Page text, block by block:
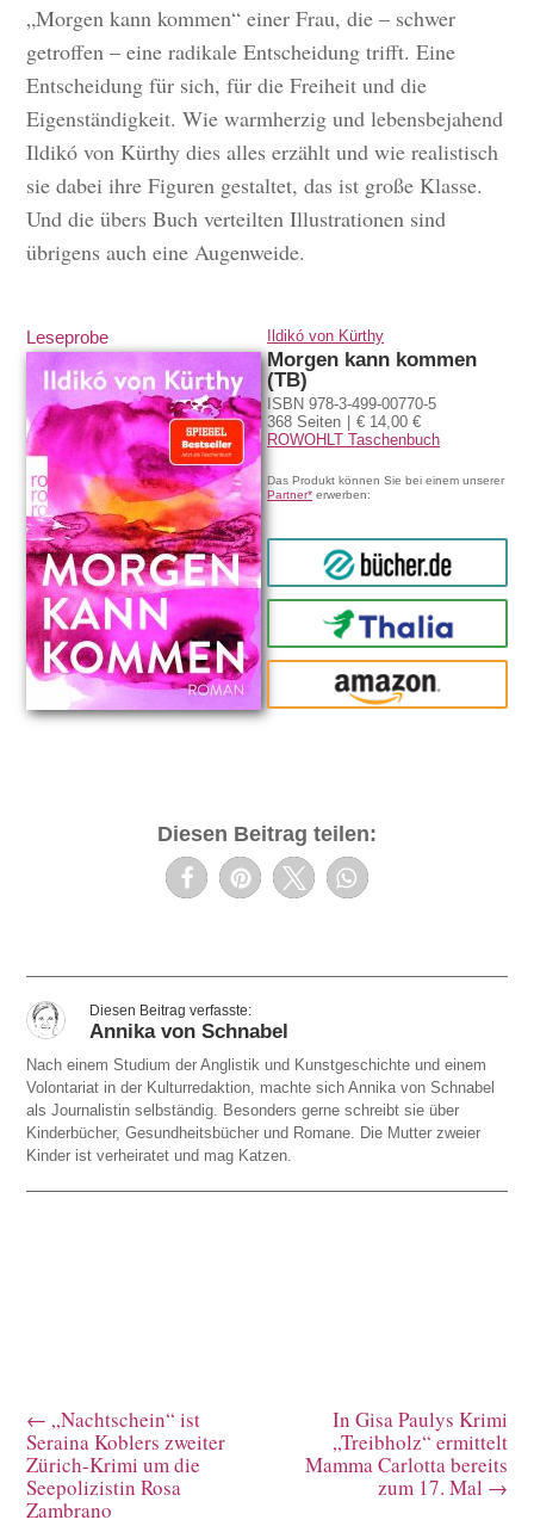
„Morgen kann kommen“ einer Frau, die – schwer
getroffen – eine radikale Entscheidung trifft. Eine
Entscheidung für sich, für die Freiheit und die
Eigenständigkeit. Wie warmherzig und lebensbejahend
Ildikó von Kürthy dies alles erzählt und wie realistisch
sie dabei ihre Figuren gestaltet, das ist große Klasse.
Und die übers Buch verteilten Illustrationen sind
übrigens auch eine Augenweide.
Leseprobe Ildikó von Kürthy
Morgen kann kommen
(TB)
ISBN 978-3-499-00770-5
368 Seiten
€ 14,00 €
ROWOHLT Taschenbuch
Das Produkt können Sie bei einem unserer
Partner* erwerben:
bücher.de
Thalia
amazon
Diesen Beitrag teilen:
Annika von Schnabel
Nach einem Studium der Anglistik und Kunstgeschichte und einem
Volontariat in der Kulturredaktion, machte sich Annika von Schnabel
als Journalistin selbständig. Besonders gerne schreibt sie über
Kinderbücher, Gesundheitsbücher und Romane. Die Mutter zweier
Kinder ist verheiratet und mag Katzen.
←„Nachtschein“ ist
Seraina Koblers zweiter
Zürich-Krimi um die
Seepolizistin Rosa
Zambrano
In Gisa Paulys Krimi
„Treibholz“ ermittelt
Mamma Carlotta bereits
zum 17. Mal →